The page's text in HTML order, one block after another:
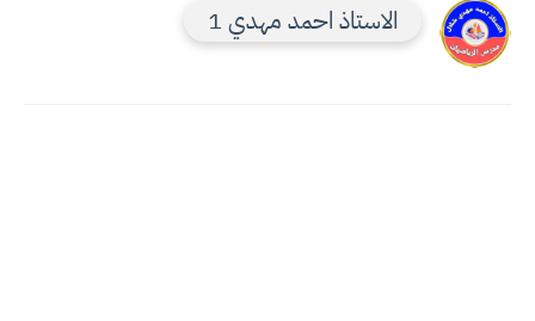
الاستاذ احمد مهدي 1